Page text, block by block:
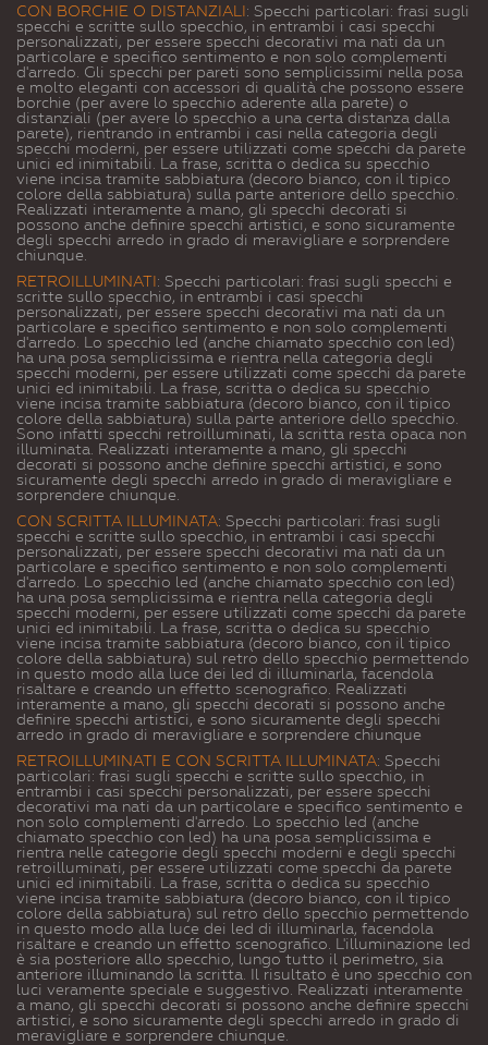
CON BORCHIE O DISTANZIALI: Specchi particolari: frasi sugli
specchi e scritte sullo specchio, in entrambi i casi specchi
personalizzati, per essere specchi decorativi ma nati da un
particolare e specifico sentimento e non solo complementi
d'arredo. Gli specchi per pareti sono semplicissimi nella posa
e molto eleganti con accessori di qualità che possono essere
borchie (per avere lo specchio aderente alla parete) o
distanziali (per avere lo specchio a una certa distanza dalla
parete), rientrando in entrambi i casi nella categoria degli
specchi moderni, per essere utilizzati come specchi da parete
unici ed inimitabili. La frase, scritta o dedica su specchio
viene incisa tramite sabbiatura (decoro bianco, con il tipico
colore della sabbiatura) sulla parte anteriore dello specchio.
Realizzati interamente a mano, gli specchi decorati si
possono anche definire specchi artistici, e sono sicuramente
degli specchi arredo in grado di meravigliare e sorprendere
chiunque.
RETROILLUMINATI: Specchi particolari: frasi sugli specchi e
scritte sullo specchio, in entrambi i casi specchi
personalizzati, per essere specchi decorativi ma nati da un
particolare e specifico sentimento e non solo complementi
d'arredo. Lo specchio led (anche chiamato specchio con led)
ha una posa semplicissima e rientra nella categoria degli
specchi moderni, per essere utilizzati come specchi da parete
unici ed inimitabili. La frase, scritta o dedica su specchio
viene incisa tramite sabbiatura (decoro bianco, con il tipico
colore della sabbiatura) sulla parte anteriore dello specchio.
Sono infatti specchi retroilluminati, la scritta resta opaca non
illuminata. Realizzati interamente a mano, gli specchi
decorati si possono anche definire specchi artistici, e sono
sicuramente degli specchi arredo in grado di meravigliare e
sorprendere chiunque.
CON SCRITTA ILLUMINATA: Specchi particolari: frasi sugli
specchi e scritte sullo specchio, in entrambi i casi specchi
personalizzati, per essere specchi decorativi ma nati da un
particolare e specifico sentimento e non solo complementi
d'arredo. Lo specchio led (anche chiamato specchio con led)
ha una posa semplicissima e rientra nella categoria degli
specchi moderni, per essere utilizzati come specchi da parete
unici ed inimitabili. La frase, scritta o dedica su specchio
viene incisa tramite sabbiatura (decoro bianco, con il tipico
colore della sabbiatura) sul retro dello specchio permettendo
in questo modo alla luce dei led di illuminarla, facendola
risaltare e creando un effetto scenografico. Realizzati
interamente a mano, gli specchi decorati si possono anche
definire specchi artistici, e sono sicuramente degli specchi
arredo in grado di meravigliare e sorprendere chiunque
RETROILLUMINATI E CON SCRITTA ILLUMINATA: Specchi
particolari: frasi sugli specchi e scritte sullo specchio, in
entrambi i casi specchi personalizzati, per essere specchi
decorativi ma nati da un particolare e specifico sentimento e
non solo complementi d'arredo. Lo specchio led (anche
chiamato specchio con led) ha una posa semplicissima e
rientra nelle categorie degli specchi moderni e degli specchi
retroilluminati, per essere utilizzati come specchi da parete
unici ed inimitabili. La frase, scritta o dedica su specchio
viene incisa tramite sabbiatura (decoro bianco, con il tipico
colore della sabbiatura) sul retro dello specchio permettendo
in questo modo alla luce dei led di illuminarla, facendola
risaltare e creando un effetto scenografico. L'illuminazione led
è sia posteriore allo specchio, lungo tutto il perimetro, sia
anteriore illuminando la scritta. Il risultato è uno specchio con
luci veramente speciale e suggestivo. Realizzati interamente
a mano, gli specchi decorati si possono anche definire specchi
artistici, e sono sicuramente degli specchi arredo in grado di
meravigliare e sorprendere chiunque.